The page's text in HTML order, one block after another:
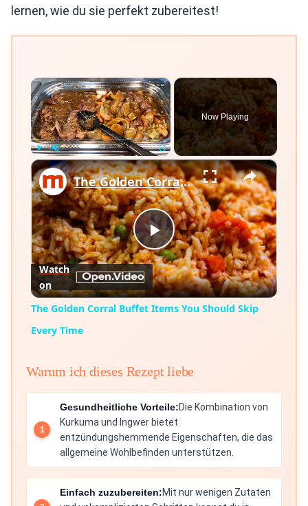
lernen, wie du sie perfekt zubereitest!
×
Unmute Fullscreen
Now Playing
×
Play
Video
The Golden Corral Buffet Items You Should Skip Every Time
Watch
on
The Golden Corral Buffet Items You Should Skip
Every Time
Warum ich dieses Rezept liebe
Gesundheitliche Vorteile:Die Kombination von
Kurkuma und Ingwer bietet
entzündungshemmende Eigenschaften, die das
allgemeine Wohlbefinden unterstützen.
Einfach zuzubereiten:Mit nur wenigen Zutaten